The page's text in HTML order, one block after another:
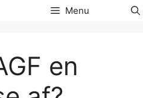
Menu
en